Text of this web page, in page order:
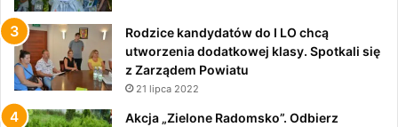
Rodzice kandydatów do I LO chcą
utworzenia dodatkowej klasy. Spotkali się
z Zarządem Powiatu
21 lipca 2022
Akcja „Zielone Radomsko”. Odbierz